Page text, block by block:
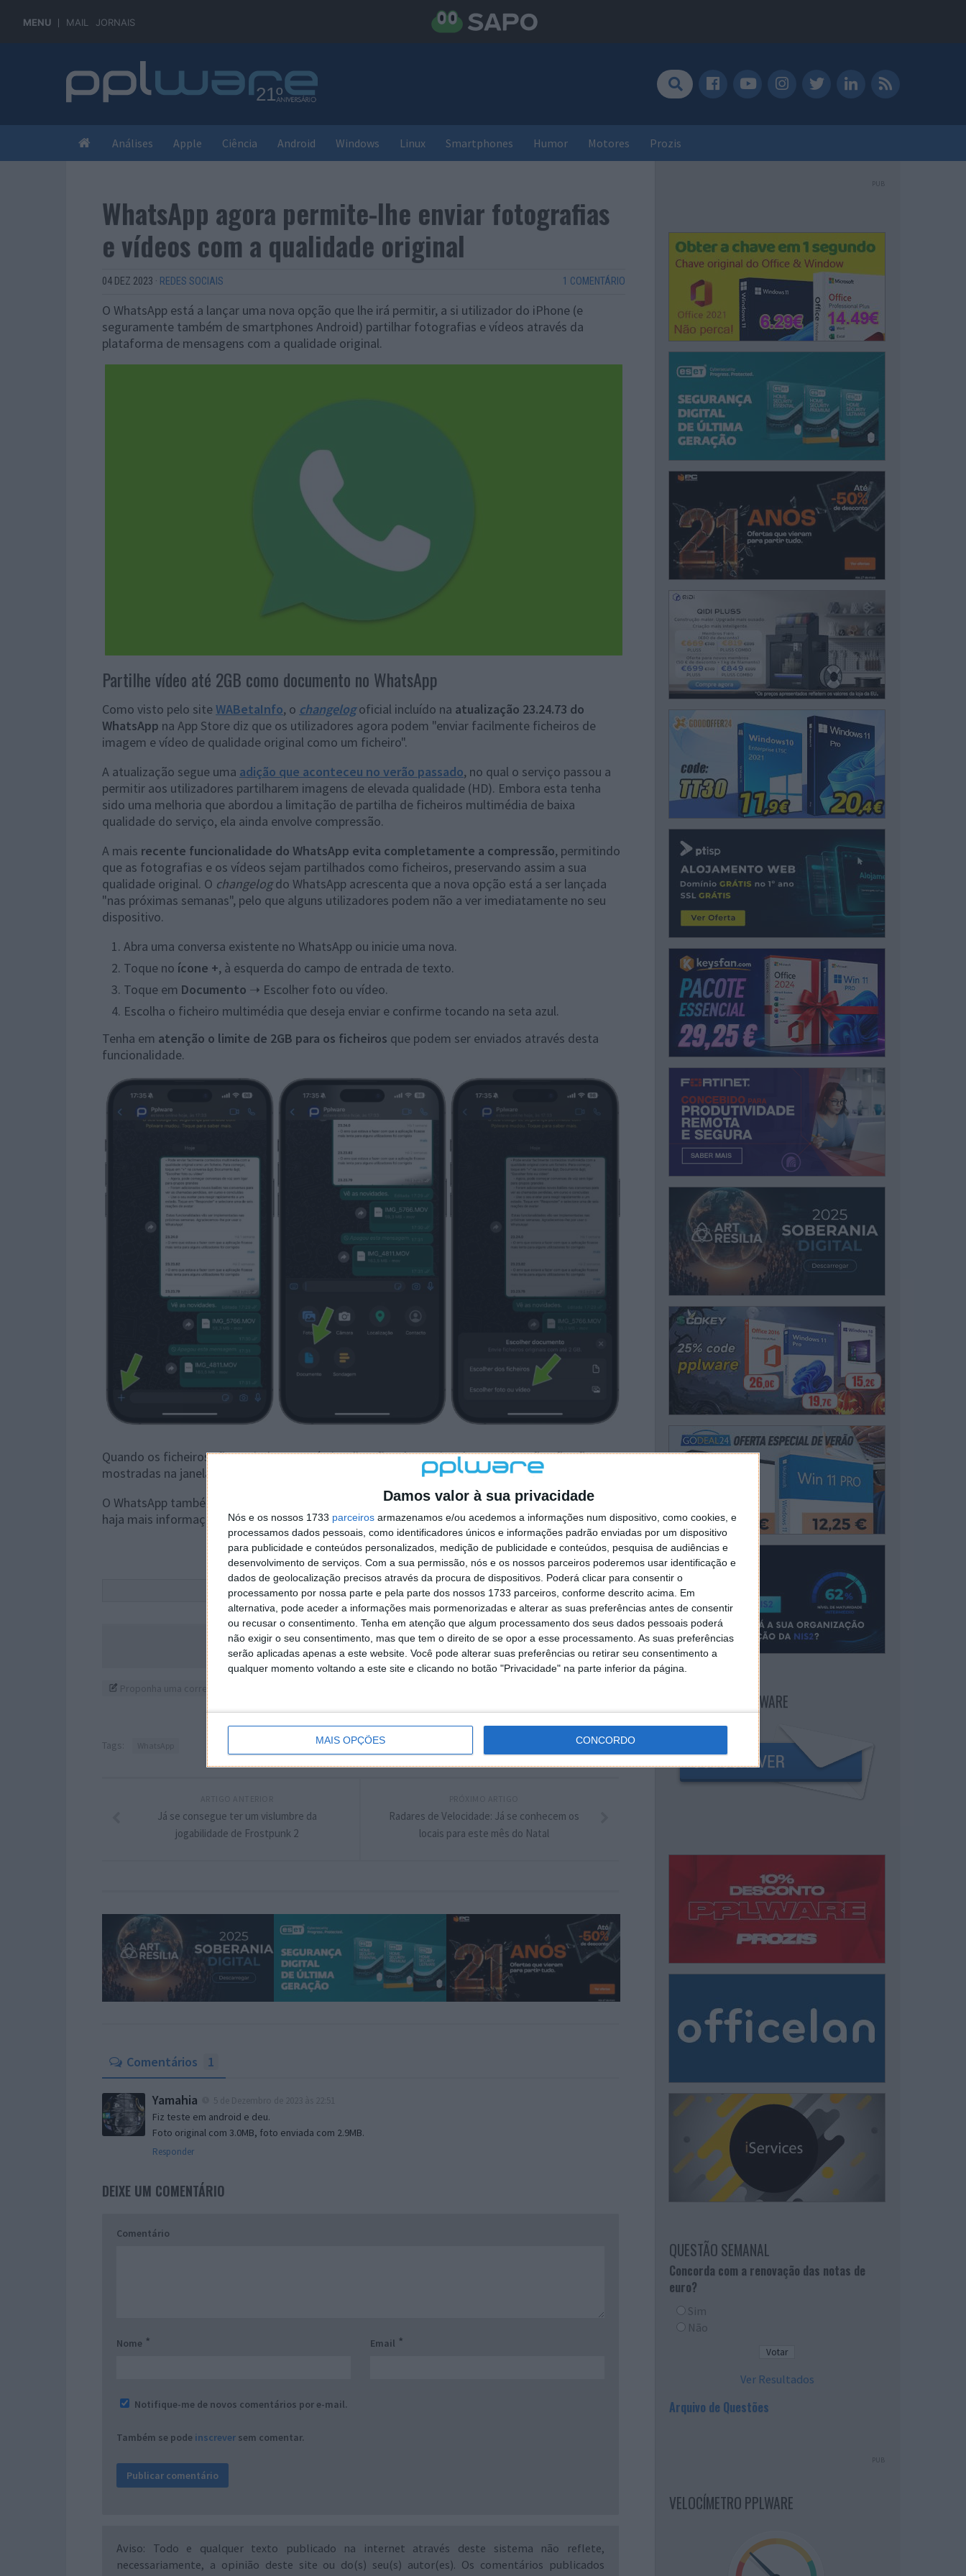
Damos valor à sua privacidade
Nós e os nossos 1733 parceiros armazenamos e/ou acedemos a informações num dispositivo, como cookies, e
processamos dados pessoais, como identificadores únicos e informações padrão enviadas por um dispositivo
para publicidade e conteúdos personalizados, medição de publicidade e conteúdos, pesquisa de audiências e
desenvolvimento de serviços. Com a sua permissão, nós e os nossos parceiros poderemos usar identificação e
dados de geolocalização precisos através da procura de dispositivos. Poderá clicar para consentir o
processamento por nossa parte e pela parte dos nossos 1733 parceiros, conforme descrito acima. Em
alternativa, pode aceder a informações mais pormenorizadas e alterar as suas preferências antes de consentir
ou recusar o consentimento. Tenha em atenção que algum processamento dos seus dados pessoais poderá
não exigir o seu consentimento, mas que tem o direito de se opor a esse processamento. As suas preferências
serão aplicadas apenas a este website. Você pode alterar suas preferências ou retirar seu consentimento a
qualquer momento voltando a este site e clicando no botão "Privacidade" na parte inferior da página.
MAIS OPÇÕES CONCORDO
MENU MAIL JORNAIS
Análises Apple Ciência Android Windows Linux Smartphones Humor Motores Prozis
WhatsApp agora permite-lhe enviar fotografias
e vídeos com a qualidade original
04 DEZ 2023 · REDES SOCIAIS 1 COMENTÁRIO
O WhatsApp está a lançar uma nova opção que lhe irá permitir, a si utilizador do iPhone (e
seguramente também de smartphones Android) partilhar fotografias e vídeos através da
plataforma de mensagens com a qualidade original.
Partilhe vídeo até 2GB como documento no WhatsApp
Como visto pelo siteWABetaInfo, o changelogoficial incluído na atualização 23.24.73 do
WhatsApp na App Store diz que os utilizadores agora podem "enviar facilmente ficheiros de
imagem e vídeo de qualidade original como um ficheiro".
A atualização segue uma adição que aconteceu no verão passado, no qual o serviço passou a
permitir aos utilizadores partilharem imagens de elevada qualidade (HD). Embora esta tenha
sido uma melhoria que abordou a limitação de partilha de ficheiros multimédia de baixa
qualidade do serviço, ela ainda envolve compressão.
A mais recente funcionalidade do WhatsApp evita completamente a compressão, permitindo
que as fotografias e os vídeos sejam partilhados como ficheiros, preservando assim a sua
qualidade original. O changelogdo WhatsApp acrescenta que a nova opção está a ser lançada
"nas próximas semanas", pelo que alguns utilizadores podem não a ver imediatamente no seu
dispositivo.
Abra uma conversa existente no WhatsApp ou inicie uma nova.
Toque no ícone +, à esquerda do campo de entrada de texto.
Toque em Documento ➝ Escolher foto ou vídeo.
Escolha o ficheiro multimédia que deseja enviar e confirme tocando na seta azul.
Tenha em atenção o limite de 2GB para os ficheiros que podem ser enviados através desta
funcionalidade.
Quando os ficheiros são enviados, as pré-visualizações dos meios de comunicação não são
mostradas na janela de chat, mas o destinatário pode tocar nos ficheiros para os visualizar.
O WhatsApp também tem estado a testar a mesma funcionalidade para Android, embora não
haja mais informações sobre quando é que esta se tornará uma funcionalidade de uso comum.
Este artigo tem mais de um ano
Acompanhe o Pplware no Google Notícias
Proponha uma correção, faça uma sugestão
Tags:
Radares de Velocidade: Já se conhecem os
locais para este mês do Natal
Já se consegue ter um vislumbre da
jogabilidade de Frostpunk 2
Comentários 1
Yamahia
Fiz teste em android e deu.
Foto original com 3.0MB, foto enviada com 2.9MB.
Responder
DEIXE UM COMENTÁRIO
Comentário
Nome * Email *
Notifique-me de novos comentários por e-mail.
Também se pode inscrever sem comentar.
Aviso: Todo e qualquer texto publicado na internet através deste sistema não reflete,
necessariamente, a opinião deste site ou do(s) seu(s) autor(es). Os comentários publicados
PUB
NEWSLETTER PPLWARE
QUESTÃO SEMANAL
Concorda com a renovação das notas de
euro?
Sim
Não
Ver Resultados
Arquivo de Questões
PUB
VELOCÍMETRO PPLWARE